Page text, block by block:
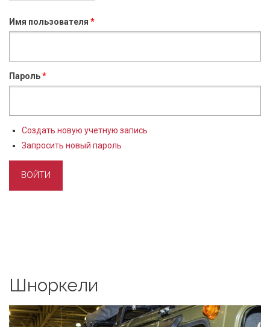
Имя пользователя *
Пароль*
Создать новую учетную запись
Запросить новый пароль
Шноркели